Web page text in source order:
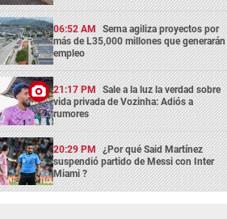
06:52 AM Serna agiliza proyectos por
más de L35,000 millones que generarán
empleo
21:17 PM Sale a la luz la verdad sobre
vida privada de Vozinha: Adiós a
rumores
20:29 PM ¿Por qué Said Martínez
suspendió partido de Messi con Inter
Miami ?